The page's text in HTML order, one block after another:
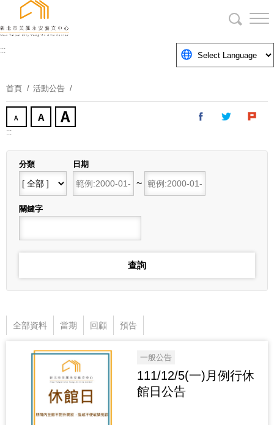
主
要
塊
:::
首頁 活動公告
:::
分類
日期
開始日期
~
關鍵字
全部資料 當期 回顧 預告
一般公告
111/12/5(一)月例行休
館日公告